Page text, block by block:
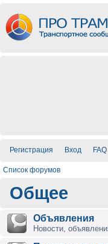
Регистрация Вход FAQ
Список форумов
Общее
Объявления
Новости,